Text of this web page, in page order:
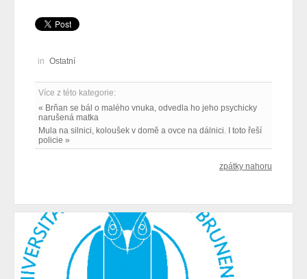
in Ostatní
Více z této kategorie:
« Brňan se bál o malého vnuka, odvedla ho jeho psychicky
narušená matka
Mula na silnici, koloušek v domě a ovce na dálnici. I toto řeší
policie »
zpátky nahoru